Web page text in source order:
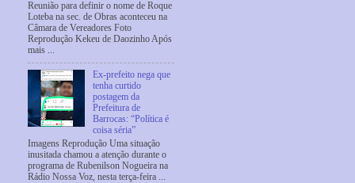
Reunião para definir o nome de Roque
Loteba na sec. de Obras aconteceu na
Câmara de Vereadores Foto
Reprodução Kekeu de Daozinho Após
mais ...
Ex-prefeito nega que
tenha curtido
postagem da
Prefeitura de
Barrocas: “Política é
coisa séria”
Imagens Reprodução Uma situação
inusitada chamou a atenção durante o
programa de Rubenilson Nogueira na
Rádio Nossa Voz, nesta terça-feira ...